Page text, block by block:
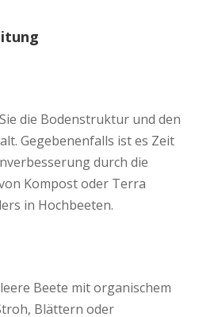
die Bodenstruktur und den
Gegebenenfalls ist es Zeit
durch die
Kompost oder Terra
in Hochbeeten.
Beete mit organischem
Blättern oder